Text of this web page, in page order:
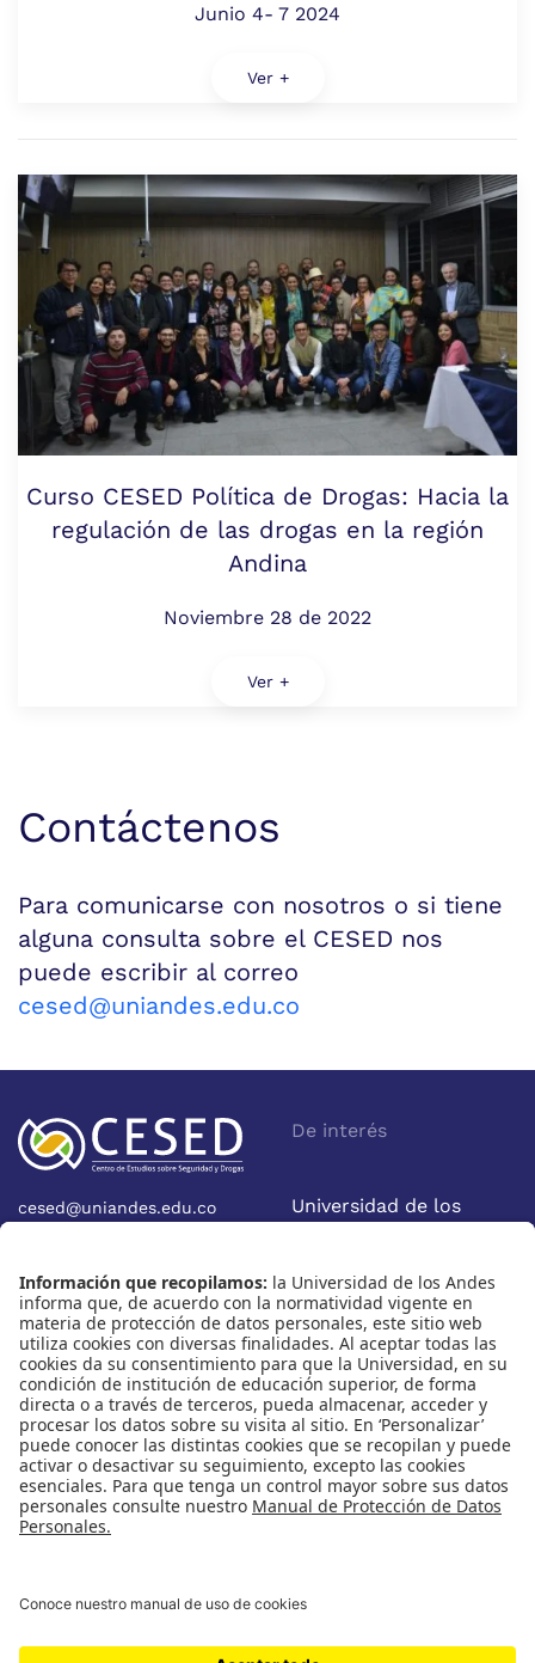
Junio 4- 7 2024
Ver +
Curso CESED Política de Drogas: Hacia la
regulación de las drogas en la región
Andina
Noviembre 28 de 2022
Ver +
Contáctenos
Para comunicarse con nosotros o si tiene
alguna consulta sobre el CESED nos
puede escribir al correo
cesed@uniandes.edu.co
cesed@uniandes.edu.co
Bogotá - Colombia
De interés
Universidad de los
Facultad de Economía
Nosotros
Quiénes somos
Eventos
Cursos
Nuestras redes
Instagram
X
Linkedin
Universidad de los Andes | Vigilada Mineducación
mayo de 1964.